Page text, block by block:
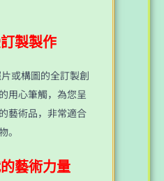
製製作
或構圖的全訂製創
用心筆觸，為您呈
藝術品，非常適合
。
藝術力量